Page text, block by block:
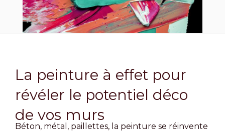
La peinture à effet pour
révéler le potentiel déco
de vos murs
Béton, métal, paillettes, la peinture se réinvente